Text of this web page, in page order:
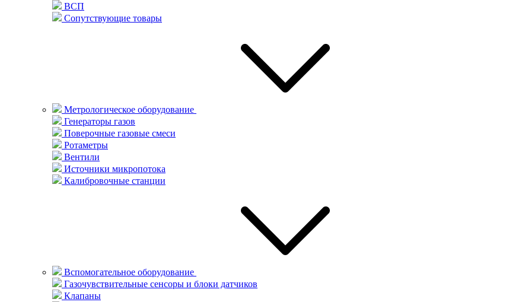
ВСП
Сопутствующие товары
Метрологическое оборудование
Генераторы газов
Поверочные газовые смеси
Ротаметры
Вентили
Источники микропотока
Калибровочные станции
Вспомогательное оборудование
Газочувствительные сенсоры и блоки датчиков
Клапаны